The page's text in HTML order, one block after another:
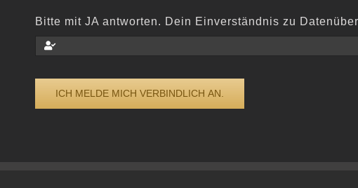
Bitte mit JA antworten. Dein Einverständnis zu
ICH MELDE MICH VERBINDLICH AN.